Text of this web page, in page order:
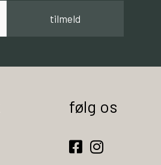
tilmeld
følg os